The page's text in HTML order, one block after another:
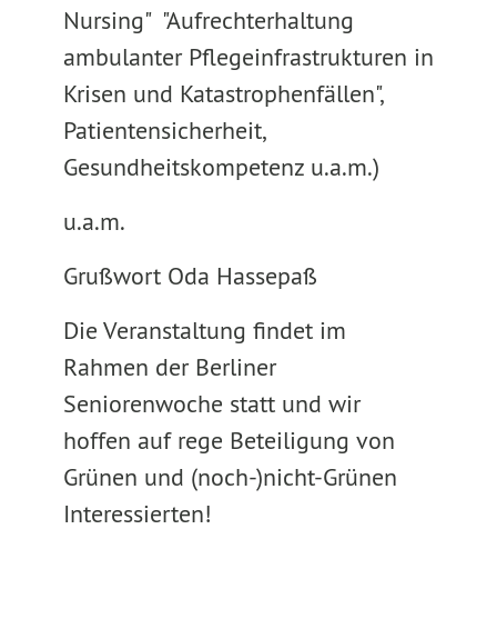
Nursing" "Aufrechterhaltung
ambulanter Pflegeinfrastrukturen in
Krisen und Katastrophenfällen",
Patientensicherheit,
Gesundheitskompetenz u.a.m.)
u.a.m.
Grußwort Oda Hassepaß
Die Veranstaltung findet im
Rahmen der Berliner
Seniorenwoche statt und wir
hoffen auf rege Beteiligung von
Grünen und (noch-)nicht-Grünen
Interessierten!